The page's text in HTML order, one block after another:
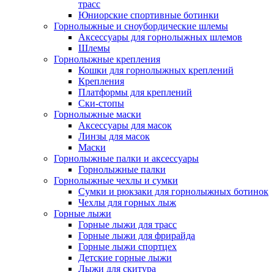
трасс
Юниорские спортивные ботинки
Горнолыжные и сноубордические шлемы
Аксессуары для горнолыжных шлемов
Шлемы
Горнолыжные крепления
Кошки для горнолыжных креплений
Крепления
Платформы для креплений
Ски-стопы
Горнолыжные маски
Аксессуары для масок
Линзы для масок
Маски
Горнолыжные палки и аксессуары
Горнолыжные палки
Горнолыжные чехлы и сумки
Сумки и рюкзаки для горнолыжных ботинок
Чехлы для горных лыж
Горные лыжи
Горные лыжи для трасс
Горные лыжи для фрирайда
Горные лыжи спортцех
Детские горные лыжи
Лыжи для скитура